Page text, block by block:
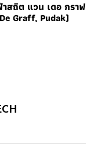
สถิต แวน เดอ กราฟ
Graff, Pudak)